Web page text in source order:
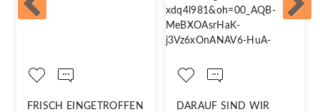
FRISCH EINGETROFFEN
DARAUF SIND WIR